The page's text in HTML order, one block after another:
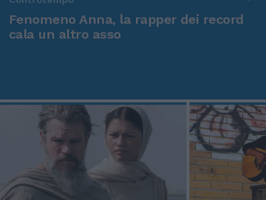
Fenomeno Anna, la rapper dei record
cala un altro asso